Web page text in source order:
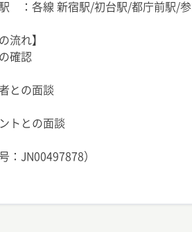
駅 ：各線 新宿駅/初台駅/都庁前駅/
流れ】
確認
との面談
トとの面談
：JN00497878）